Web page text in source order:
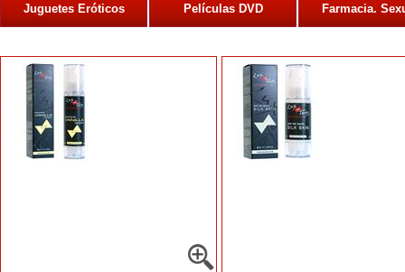
Juguetes Eróticos Películas DVD Farmacia.